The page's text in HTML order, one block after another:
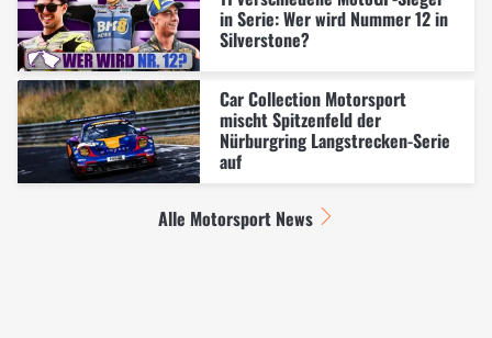
in Serie: Wer wird Nummer 12 in
Silverstone?
Car Collection Motorsport
mischt Spitzenfeld der
Nürburgring Langstrecken-Serie
auf
Alle Motorsport News